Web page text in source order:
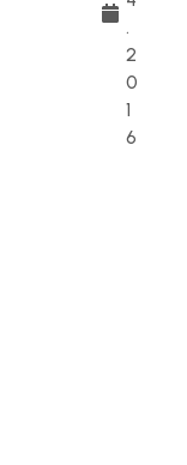
.
2
0
1
6